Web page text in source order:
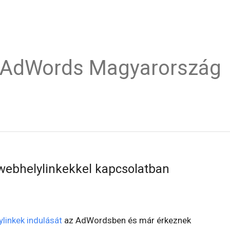
Magyarország
kapcsolatban
indulását az AdWordsben és már érkeznek